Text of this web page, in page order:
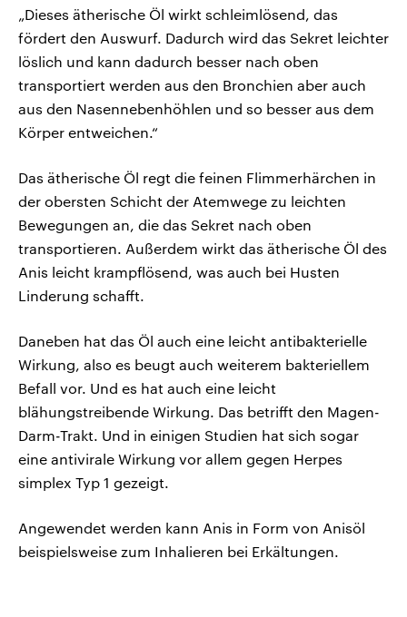
„Dieses ätherische Öl wirkt schleimlösend, das
fördert den Auswurf. Dadurch wird das Sekret leichter
löslich und kann dadurch besser nach oben
transportiert werden aus den Bronchien aber auch
aus den Nasennebenhöhlen und so besser aus dem
Körper entweichen.“
Das ätherische Öl regt die feinen Flimmerhärchen in
der obersten Schicht der Atemwege zu leichten
Bewegungen an, die das Sekret nach oben
transportieren. Außerdem wirkt das ätherische Öl des
Anis leicht krampflösend, was auch bei Husten
Linderung schafft.
Daneben hat das Öl auch eine leicht antibakterielle
Wirkung, also es beugt auch weiterem bakteriellem
Befall vor. Und es hat auch eine leicht
blähungstreibende Wirkung. Das betrifft den Magen-
Darm-Trakt. Und in einigen Studien hat sich sogar
eine antivirale Wirkung vor allem gegen Herpes
simplex Typ 1 gezeigt.
Angewendet werden kann Anis in Form von Anisöl
beispielsweise zum Inhalieren bei Erkältungen.